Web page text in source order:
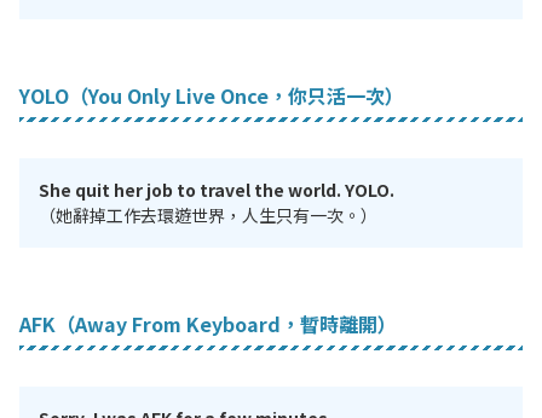
YOLO（You Only Live Once，你只活一次）
She quit her job to travel the world. YOLO.
（她辭掉工作去環遊世界，人生只有一次。）
AFK（Away From Keyboard，暫時離開）